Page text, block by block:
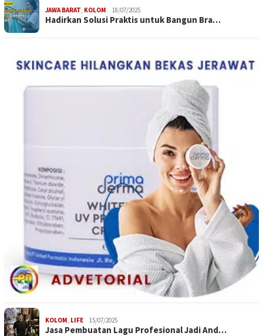
JAWA BARAT KOLOM 18/07/2025
Hadirkan Solusi Praktis untuk Bangun Bra…
KOLOM LIFE 15/07/2025
Jasa Pembuatan Lagu Profesional Jadi And…